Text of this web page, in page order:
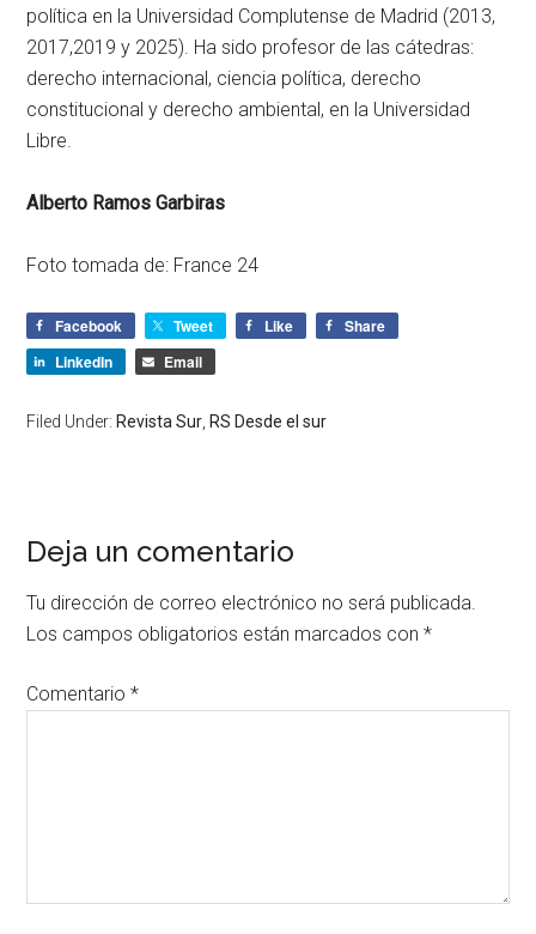
política en la Universidad Complutense de Madrid (2013,
2017,2019 y 2025). Ha sido profesor de las cátedras:
derecho internacional, ciencia política, derecho
constitucional y derecho ambiental, en la Universidad
Libre.
Alberto Ramos Garbiras
Foto tomada de: France 24
Facebook Tweet Like
Share
LinkedIn
Email
Filed Under: Revista Sur RS Desde el sur
Deja un comentario
Tu dirección de correo electrónico no será publicada.
Los campos obligatorios están marcados con*
Comentario*